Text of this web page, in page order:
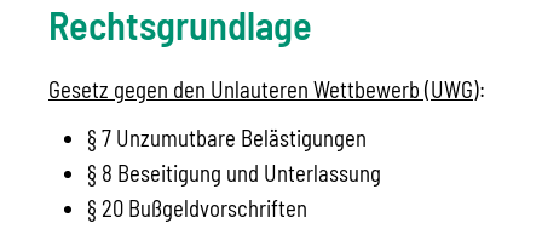
Rechtsgrundlage
Gesetz gegen den Unlauteren Wettbewerb (UWG):
§ 7 Unzumutbare Belästigungen
§ 8 Beseitigung und Unterlassung
§ 20 Bußgeldvorschriften